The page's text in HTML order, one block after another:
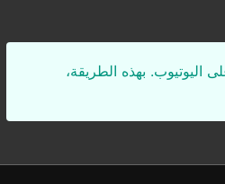
اليوتيوب. بهذه الطريقة،